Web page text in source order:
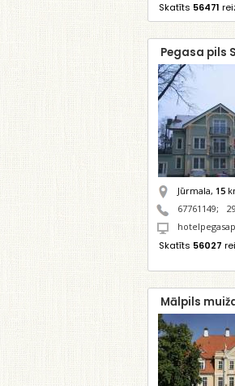
Skatīts 56471
Pegasa pils
Jūrmala, 15
67761149;
Skatīts 56027
Mālpils